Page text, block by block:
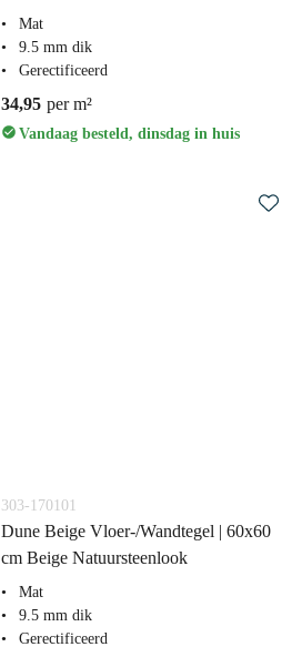
Mat
9.5 mm dik
Gerectificeerd
34,95 per m²
Vandaag besteld, dinsdag in huis
303-170101
Dune Beige Vloer-/Wandtegel | 60x60
cm Beige Natuursteenlook
Mat
9.5 mm dik
Gerectificeerd